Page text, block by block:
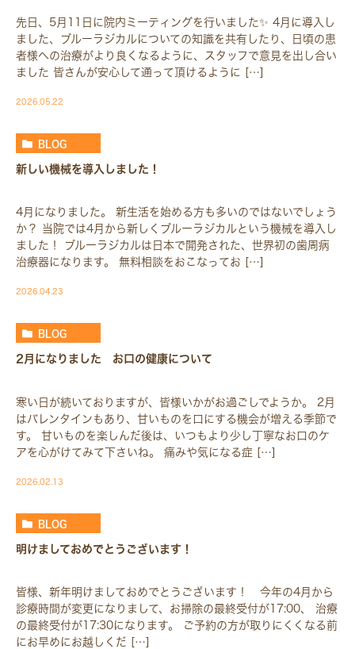
先日、5月11日に院内ミーティングを行いました✨ 4月に導入し
ました、ブルーラジカルについての知識を共有したり、日頃の患
者様への治療がより良くなるように、スタッフで意見を出し合い
ました 皆さんが安心して通って頂けるように […]
2026.05.22
BLOG
新しい機械を導入しました！
4月になりました。 新生活を始める方も多いのではないでしょう
か？ 当院では4月から新しくブルーラジカルという機械を導入し
ました！ ブルーラジカルは日本で開発された、世界初の歯周病
治療器になります。 無料相談をおこなってお […]
2026.04.23
BLOG
2月になりました お口の健康について
寒い日が続いておりますが、皆様いかがお過ごしでようか。 2月
はバレンタインもあり、甘いものを口にする機会が増える季節で
す。 甘いものを楽しんだ後は、いつもより少し丁寧なお口のケ
アを心がけてみて下さいね。 痛みや気になる症 […]
2026.02.13
BLOG
明けましておめでとうございます！
皆様、新年明けましておめでとうございます！ 今年の4月から
診療時間が変更になりまして、お掃除の最終受付が17:00、 治療
の最終受付が17:30になります。 ご予約の方が取りにくくなる前
にお早めにお越しくだ […]